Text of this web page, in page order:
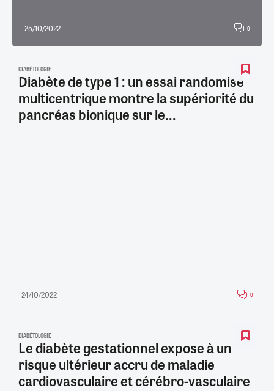
25/10/2022 0
DIABÉTOLOGIE
Diabète de type 1 : un essai randomisé
multicentrique montre la supériorité du
pancréas bionique sur le...
24/10/2022 0
DIABÉTOLOGIE
Le diabète gestationnel expose à un
risque ultérieur accru de maladie
cardiovasculaire et cérébro-vasculaire